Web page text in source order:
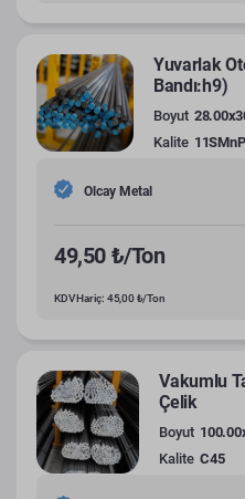
Yuvarlak
Bandı:h9)
Boyut
Kalite
Olcay Metal
49,50 ₺/Ton
KDV Hariç: 45,00 ₺/Ton
Vakumlu
Çelik
Boyut
Kalite C45